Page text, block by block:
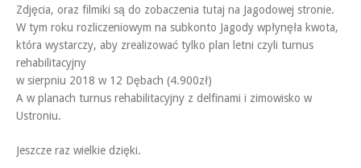
Zdjęcia, oraz filmiki są do zobaczenia tutaj na Jagodowej stronie.
W tym roku rozliczeniowym na subkonto Jagody wpłynęła kwota,
która wystarczy, aby zrealizować tylko plan letni czyli turnus
rehabilitacyjny
w sierpniu 2018 w 12 Dębach (4.900zł)
A w planach turnus rehabilitacyjny z delfinami i zimowisko w
Ustroniu.
Jeszcze raz wielkie dzięki.